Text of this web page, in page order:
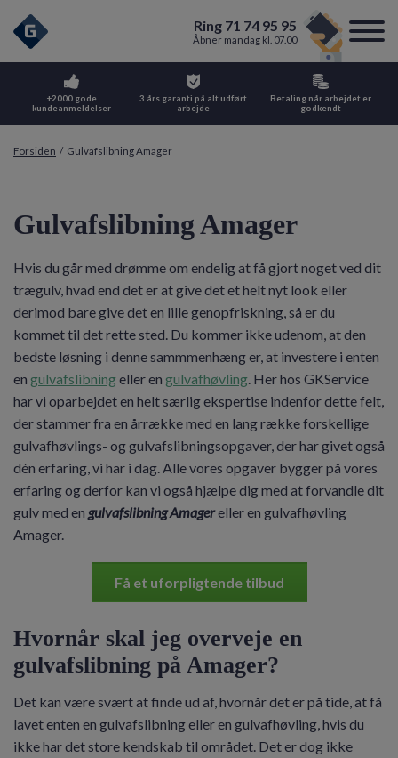
Ring 71 74 95 95
Åbner mandag kl. 07.00
+2000 gode
kundeanmeldelser
3 års garanti på alt udført
arbejde
Betaling når arbejdet er
godkendt
Forsiden / Gulvafslibning Amager
Gulvafslibning Amager
Hvis du går med drømme om endelig at få gjort noget ved dit
trægulv, hvad end det er at give det et helt nyt look eller
derimod bare give det en lille genopfriskning, så er du
kommet til det rette sted. Du kommer ikke udenom, at den
bedste løsning i denne sammmenhæng er, at investere i enten
en gulvafslibningeller en gulvafhøvling . Her hos GKService
har vi oparbejdet en helt særlig ekspertise indenfor dette felt,
der stammer fra en årrække med en lang række forskellige
gulvafhøvlings- og gulvafslibningsopgaver, der har givet også
dén erfaring, vi har i dag. Alle vores opgaver bygger på vores
erfaring og derfor kan vi også hjælpe dig med at forvandle dit
gulv med en gulvafslibning Amagereller en gulvafhøvling
Amager.
Få et uforpligtende tilbud
Hvornår skal jeg overveje en
gulvafslibning på Amager?
Det kan være svært at finde ud af, hvornår det er på tide, at få
lavet enten en gulvafslibning eller en gulvafhøvling, hvis du
ikke har det store kendskab til området. Det er dog ikke